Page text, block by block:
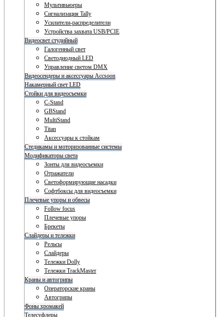
Мультивьюеры
Сигнализация Tally
Усилители-распределители
Устройства захвата USB/PCIE
Видеосвет студийный
Галогенный свет
Светодиодный LED
Управление светом DMX
Видеосендеры и аксессуары Accsoon
Накамерный свет LED
Стойки для видеосъемки
C-Stand
GBStand
MultiStand
Titan
Аксессуары к стойкам
Стедикамы и моторизованные системы
Модификаторы света
Зонты для видеосъемки
Отражатели
Светоформирующие насадки
Софтбоксы для видеосъемки
Плечевые упоры и обвесы
Follow focus
Плечевые упоры
Брекеты
Слайдеры и тележки
Рельсы
Слайдеры
Тележки Dolly
Тележки TrackMaster
Краны и автогрипы
Операторские краны
Автогрипы
Фоны хромакей
Телесуфлеры